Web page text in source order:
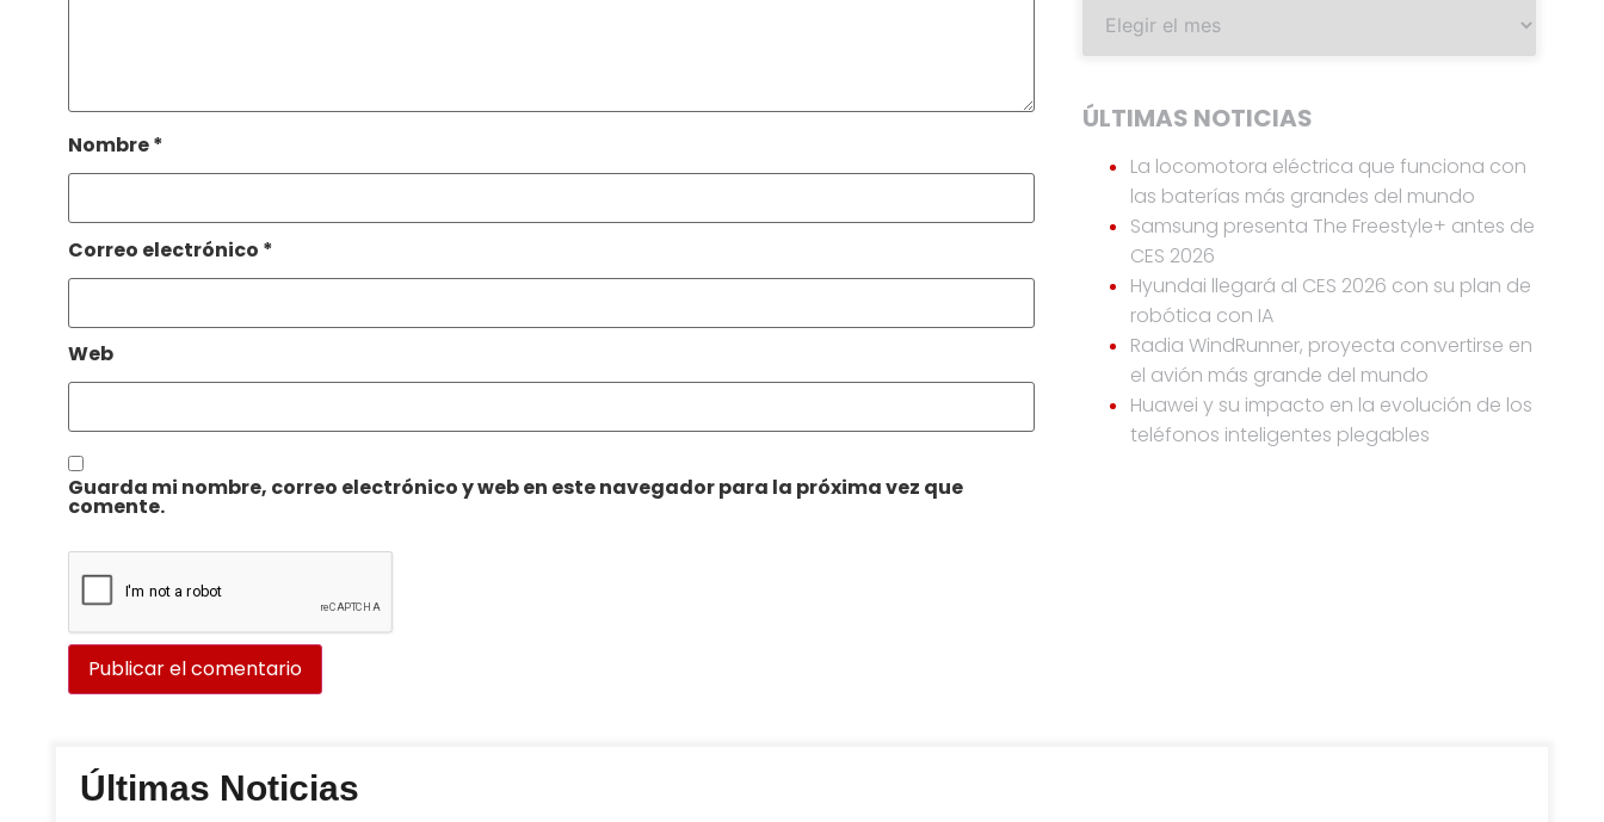
Nombre*
Correo electrónico *
Web
Guarda mi nombre, correo electrónico y web en este navegador para la próxima vez que
comente.
ÚLTIMAS NOTICIAS
La locomotora eléctrica que funciona con
las baterías más grandes del mundo
Samsung presenta The Freestyle+ antes de
CES 2026
Hyundai llegará al CES 2026 con su plan de
robótica con IA
Radia WindRunner, proyecta convertirse en
el avión más grande del mundo
Huawei y su impacto en la evolución de los
teléfonos inteligentes plegables
Últimas Noticias